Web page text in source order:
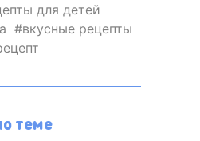
для детей
вкусные рецепты
теме